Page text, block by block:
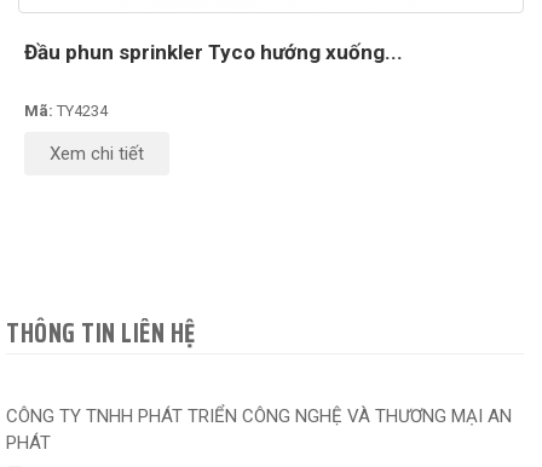
Đầu phun sprinkler Tyco hướng xuống...
Mã: TY4234
Xem chi tiết
THÔNG TIN LIÊN HỆ
CÔNG TY TNHH PHÁT TRIỂN CÔNG NGHỆ VÀ THƯƠNG MẠI AN
PHÁT